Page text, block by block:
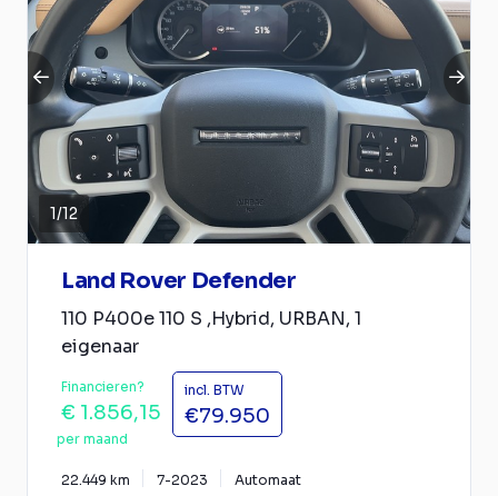
1/12
Land Rover Defender
110 P400e 110 S ,Hybrid, URBAN, 1
eigenaar
Financieren?
€ 1.856,15
per maand
incl. BTW
€79.950
22.449 km 7-2023 Automaat